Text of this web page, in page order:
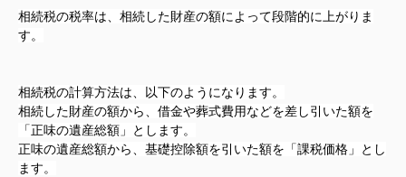
相続税の税率は、相続した財産の額によって段階的に上がりま
す。
相続税の計算方法は、以下のようになります。
相続した財産の額から、借金や葬式費用などを差し引いた額を
「正味の遺産総額」とします。
正味の遺産総額から、基礎控除額を引いた額を「課税価格」とし
ます。